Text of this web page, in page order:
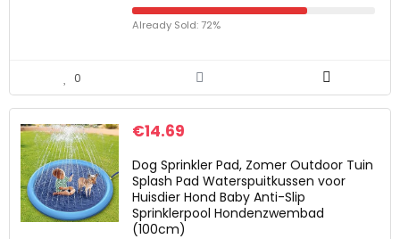
Already Sold: 72%
0
€14.69
Dog Sprinkler Pad, Zomer Outdoor Tuin
Splash Pad Waterspuitkussen voor
Huisdier Hond Baby Anti-Slip
Sprinklerpool Hondenzwembad
(100cm)